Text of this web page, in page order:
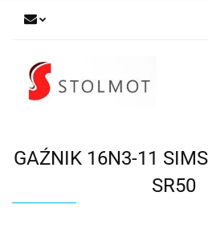
GAŹNIK 16N3-11
SR50